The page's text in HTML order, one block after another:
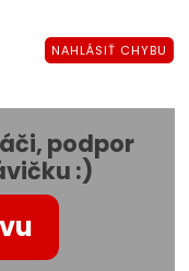
NAHLÁSIŤ CHYBU
podpor
:)